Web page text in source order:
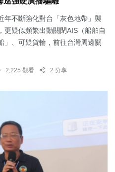
年不斷強化對台「灰色地帶」襲
更疑似頻繁出動關閉AIS（船舶自
」、可疑貨輪，前往台灣周邊關
2,225 觀看 2 分享